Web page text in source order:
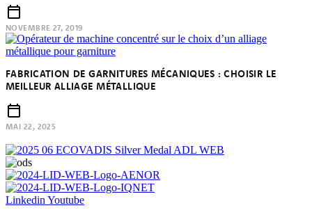
NOVEMBRE 27, 2019
FABRICATION DE GARNITURES MÉCANIQUES : CHOISIR LE
MEILLEUR ALLIAGE MÉTALLIQUE
MAI 22, 2025
Linkedin Youtube